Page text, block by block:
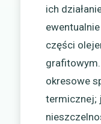
ich
części
okresowe
termicznej;